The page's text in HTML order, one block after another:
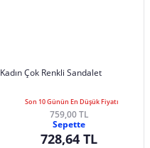
Kadın Çok Renkli Sandalet
Son 10 Günün En Düşük Fiyatı
759,00 TL
Sepette
728,64 TL